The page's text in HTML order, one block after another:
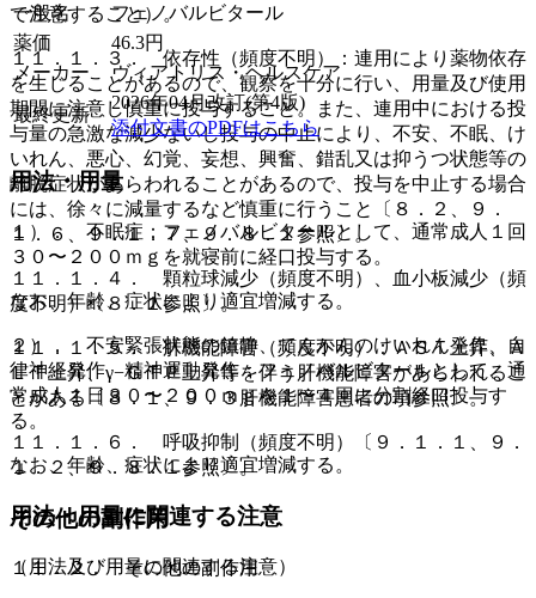
で注意すること）。
１１．１．３． 依存性（頻度不明）：連用により薬物依存
を生じることがあるので、観察を十分に行い、用量及び使用
期間に注意し慎重に投与すること。また、連用中における投
与量の急激な減少ないし投与の中止により、不安、不眠、け
いれん、悪心、幻覚、妄想、興奮、錯乱又は抑うつ状態等の
離脱症状があらわれることがあるので、投与を中止する場合
には、徐々に減量するなど慎重に行うこと〔８．２、９．
１．６、９．１．７、９．８．１参照〕。
１１．１．４． 顆粒球減少（頻度不明）、血小板減少（頻
度不明）〔８．１参照〕。
１１．１．５． 肝機能障害（頻度不明）：ＡＳＴ上昇、Ａ
ＬＴ上昇、γ−ＧＴＰ上昇等を伴う肝機能障害があらわれるこ
とがある〔８．１、９．３肝機能障害患者の項参照〕。
１１．１．６． 呼吸抑制（頻度不明）〔９．１．１、９．
１．２、９．８．１参照〕。
その他の副作用
１１．２． その他の副作用
一般名
フェノバルビタール
薬価
46.3円
メーカー
ヴィアトリス・ヘルスケア
最終更新
2026年04月改訂(第4版)
添付文書のPDFはこちら
用法・用量
１）． 不眠症：フェノバルビタールとして、通常成人１回
３０〜２００ｍｇを就寝前に経口投与する。
なお、年齢、症状により適宜増減する。
２）． 不安緊張状態の鎮静、てんかんのけいれん発作、自
律神経発作、精神運動発作：フェノバルビタールとして、通
常成人１日３０〜２００ｍｇを１〜４回に分割経口投与す
る。
なお、年齢、症状により適宜増減する。
用法・用量に関連する注意
（用法及び用量に関連する注意）